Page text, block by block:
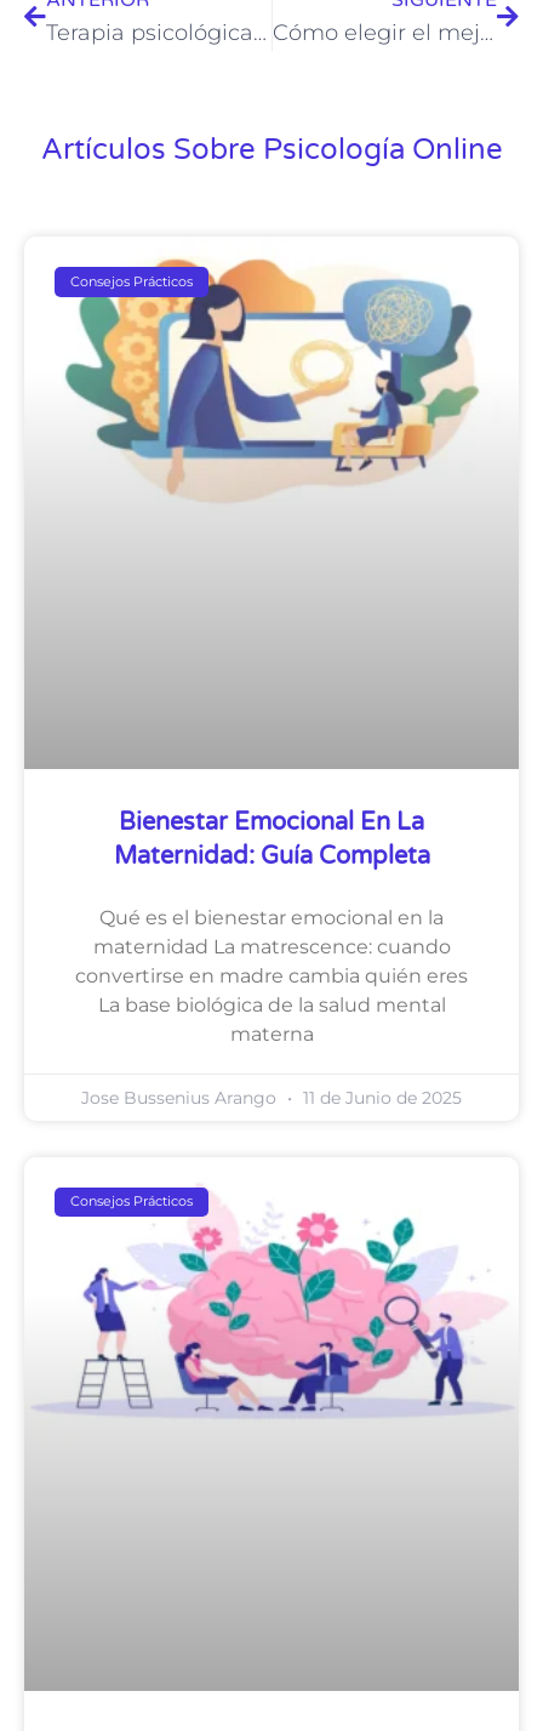
Terapia psicológica online: ¿Cómo funciona y qué beneficios ofrece? Cómo elegir el mejor psicólogo online para tus necesidades emocionales
Artículos Sobre Psicología Online
Consejos Prácticos
Bienestar Emocional En La
Maternidad: Guía Completa
Qué es el bienestar emocional en la
maternidad La matrescence: cuando
convertirse en madre cambia quién eres
La base biológica de la salud mental
materna
Jose Bussenius Arango 11 de Junio de 2025
Consejos Prácticos